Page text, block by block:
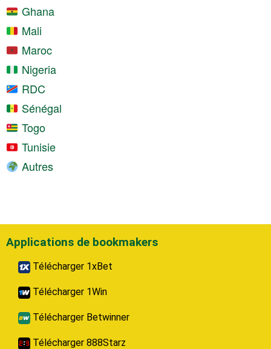
Ghana
Mali
Maroc
Nigeria
RDC
Sénégal
Togo
Tunisie
Autres
Applications de bookmakers
Télécharger 1xBet
Télécharger 1Win
Télécharger Betwinner
Télécharger 888Starz